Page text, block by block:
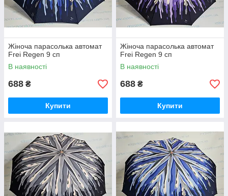
Жіноча парасолька автомат
Frei Regen 9 сп
В наявності
688 ₴
Купити
Жіноча парасолька автомат
Frei Regen 9 сп
В наявності
688 ₴
Купити